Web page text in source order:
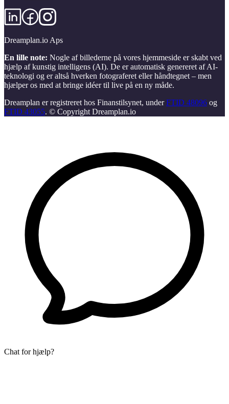
Dreamplan.io Aps
En lille note: Nogle af billederne på vores hjemmeside er skabt ved
hjælp af kunstig intelligens (AI). De er automatisk genereret af AI-
teknologi og er altså hverken fotograferet eller håndtegnet – men
hjælper os med at bringe idéer til live på en ny måde.
Dreamplan er registreret hos Finanstilsynet, underFTID 48096 og
FTID 43055. © Copyright Dreamplan.io
Chat for hjælp?